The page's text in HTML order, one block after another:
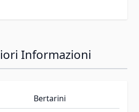
Informazioni
Bertarini